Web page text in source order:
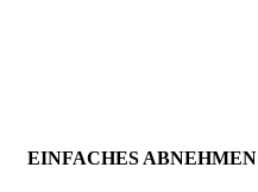
EINFACHES ABNEHMEN